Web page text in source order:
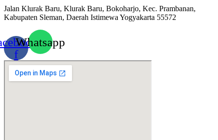
Jalan Klurak Baru, Klurak Baru, Bokoharjo, Kec. Prambanan,
Kabupaten Sleman, Daerah Istimewa Yogyakarta 55572
f
Whatsapp